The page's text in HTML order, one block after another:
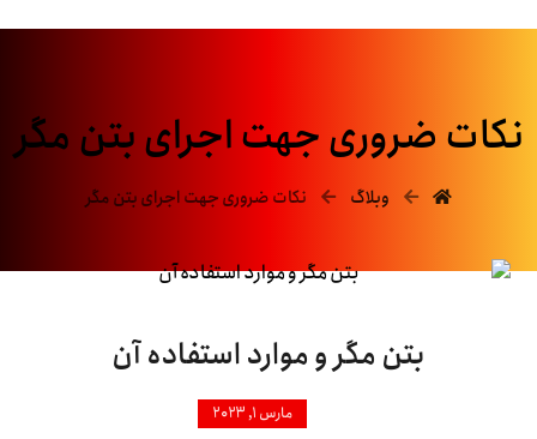
نکات ضروری جهت اجرای بتن مگر
وبلاگ نکات ضروری جهت اجرای بتن مگر
بتن مگر و موارد استفاده آن
مارس ۱, ۲۰۲۳